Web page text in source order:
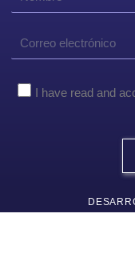
Correo
electronico
Aviso
I have read and